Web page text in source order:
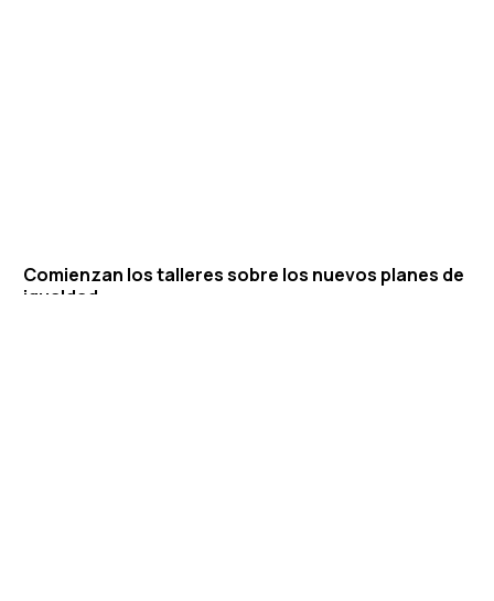
Comienzan los talleres sobre los nuevos planes de
igualdad